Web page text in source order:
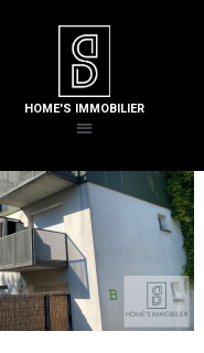
HOME'S IMMOBILIER
/ Par